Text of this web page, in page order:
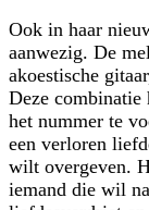
Ook in haar
aanwezig. De
akoestische
Deze combinatie
het nummer te
een verloren
wilt overgeven.
iemand die wil